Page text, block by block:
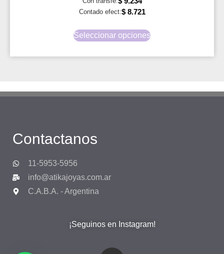
Contado efect:$8.721
Seleccionar opciones
Contactanos
11-5953-5956
info@atikajoyas.com.ar
C.A.B.A. - Argentina
¡Seguinos en Instagram!